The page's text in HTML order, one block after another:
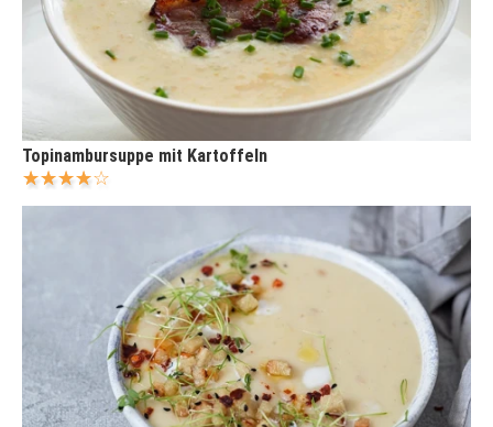
Topinambursuppe mit Kartoffeln